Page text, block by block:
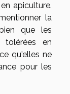
apiculture.
la
que les
tolérées en
qu'elles ne
pour les